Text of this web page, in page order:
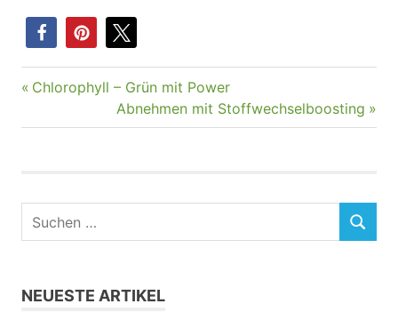
Beitragsnavigation
Vorheriger
Chlorophyll – Grün mit Power
Nächster
Beitrag:
Abnehmen mit Stoffwechselboosting
NEUESTE ARTIKEL